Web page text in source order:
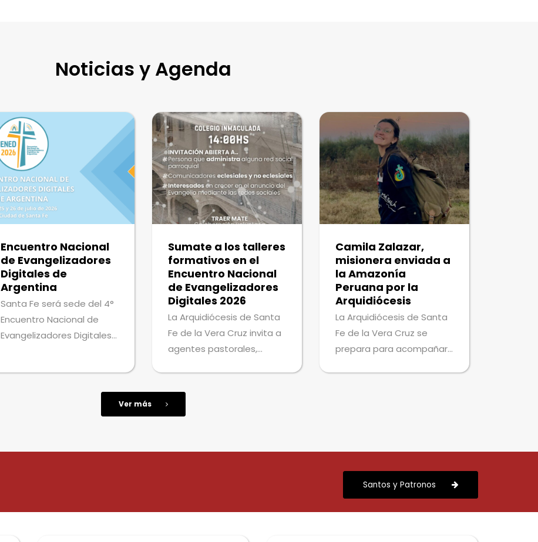
Noticias y Agenda
Encuentro Nacional
de Evangelizadores
Digitales de
Argentina
Santa Fe será sede del 4°
Encuentro Nacional de
Evangelizadores Digitales
en la identidad espiritual
Sumate a los talleres
formativos en el
Encuentro Nacional
de Evangelizadores
Digitales 2026
La Arquidiócesis de Santa
Fe de la Vera Cruz invita a
agentes pastorales,
en anunciar el Evangelio a
través de las redes
Camila Zalazar,
misionera enviada a
la Amazonía
Peruana por la
Arquidiócesis
La Arquidiócesis de Santa
Fe de la Vera Cruz se
prepara para acompañar
la Amazonía Peruana. Tras
un proceso de tres años
Ver más
Santos y Patronos